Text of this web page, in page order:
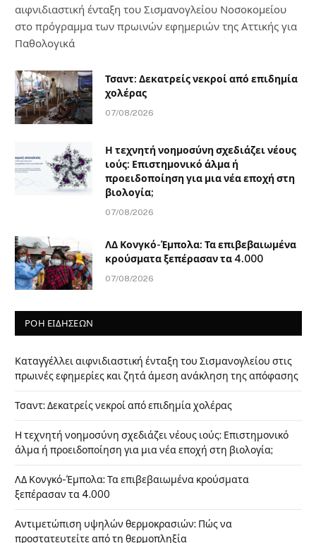
αιφνιδιαστική ένταξη του Σισμανογλείου Νοσοκομείου
στο πρόγραμμα των πρωινών εφημεριών της Αττικής για
Παθολογικά
Τσαντ: Δεκατρείς νεκροί από επιδημία
χολέρας
07/08/2026
Η τεχνητή νοημοσύνη σχεδιάζει νέους
ιούς: Επιστημονικό άλμα ή
προειδοποίηση για μια νέα εποχή στη
βιολογία;
07/08/2026
ΛΔ Κονγκό-Έμπολα: Τα επιβεβαιωμένα
κρούσματα ξεπέρασαν τα 4.000
07/08/2026
ΡΟΗ ΕΙΔΗΣΕΩΝ
Καταγγέλλει αιφνιδιαστική ένταξη του Σισμανογλείου στις
πρωινές εφημερίες και ζητά άμεση ανάκληση της απόφασης
Τσαντ: Δεκατρείς νεκροί από επιδημία χολέρας
Η τεχνητή νοημοσύνη σχεδιάζει νέους ιούς: Επιστημονικό
άλμα ή προειδοποίηση για μια νέα εποχή στη βιολογία;
ΛΔ Κονγκό-Έμπολα: Τα επιβεβαιωμένα κρούσματα
ξεπέρασαν τα 4.000
Αντιμετώπιση υψηλών θερμοκρασιών: Πώς να
προστατευτείτε από τη θερμοπληξία